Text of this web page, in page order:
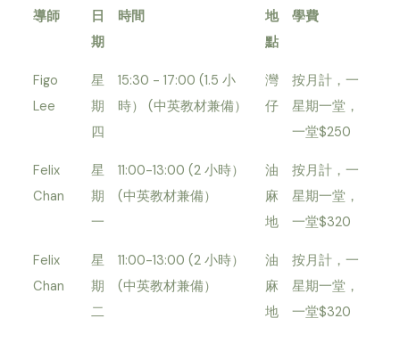
導師
日
期
時間
地
點
學費
Figo
Lee
星
期
四
15:30 - 17:00 (1.5 小
時） (中英教材兼備）
灣
仔
按月計，一
星期一堂，
一堂$250
Felix
Chan
星
期
一
11:00-13:00 (2 小時）
(中英教材兼備）
油
麻
地
按月計，一
星期一堂，
一堂$320
Felix
Chan
星
期
二
11:00-13:00 (2 小時）
(中英教材兼備）
油
麻
地
按月計，一
星期一堂，
一堂$320